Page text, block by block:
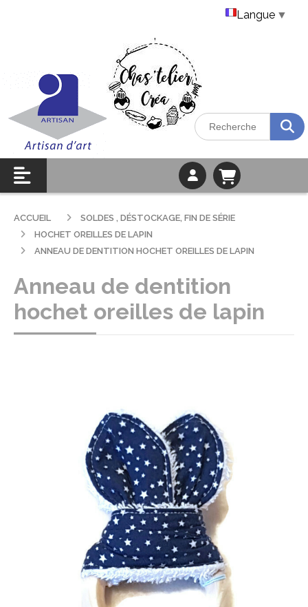
ACCUEIL
SOLDES , DÉSTOCKAGE, FIN DE SÉRIE
HOCHET OREILLES DE LAPIN
ANNEAU DE DENTITION HOCHET OREILLES DE LAPIN
Anneau de dentition
hochet oreilles de lapin
Langue ▼